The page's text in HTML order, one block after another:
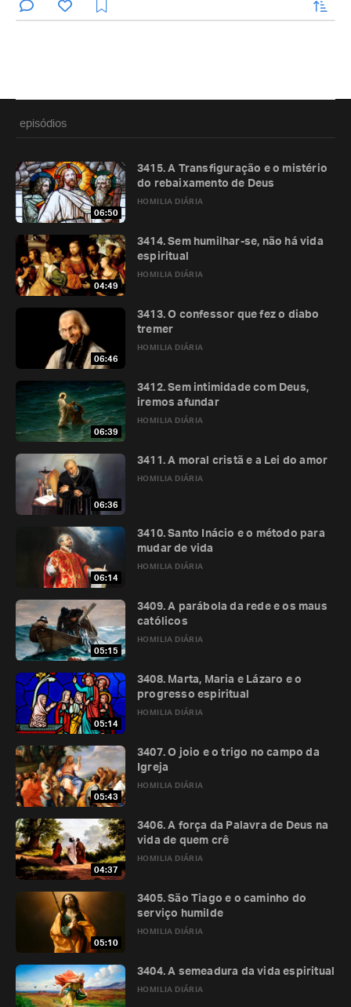
enviar
episódios
06:50
HOMILIA DIÁRIA
3415. A Transfiguração e o mistério
do rebaixamento de Deus
04:49
HOMILIA DIÁRIA
3414. Sem humilhar-se, não há vida
espiritual
06:46
HOMILIA DIÁRIA
3413. O confessor que fez o diabo
tremer
06:39
HOMILIA DIÁRIA
3412. Sem intimidade com Deus,
iremos afundar
06:36
HOMILIA DIÁRIA
3411. A moral cristã e a Lei do amor
06:14
HOMILIA DIÁRIA
3410. Santo Inácio e o método para
mudar de vida
05:15
HOMILIA DIÁRIA
3409. A parábola da rede e os maus
católicos
05:14
HOMILIA DIÁRIA
3408. Marta, Maria e Lázaro e o
progresso espiritual
05:43
HOMILIA DIÁRIA
3407. O joio e o trigo no campo da
Igreja
04:37
HOMILIA DIÁRIA
3406. A força da Palavra de Deus na
vida de quem crê
05:10
HOMILIA DIÁRIA
3405. São Tiago e o caminho do
serviço humilde
HOMILIA DIÁRIA
3404. A semeadura da vida espiritual